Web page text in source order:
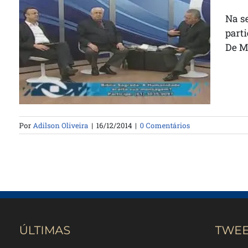
Apóstolo Doriel fala à TV Gênesis
Na
De
Por Adilson Oliveira | 16/12/2014 | 0 Comentários
ÚLTIMAS